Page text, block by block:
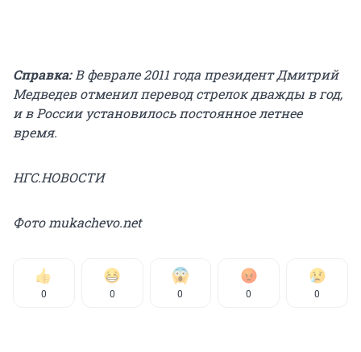
Справка:В феврале 2011 года президент Дмитрий
Медведев отменил перевод стрелок дважды в год,
и в России установилось постоянное летнее
время.
НГС.НОВОСТИ
Фото mukachevo.net
0 0 0 0 0